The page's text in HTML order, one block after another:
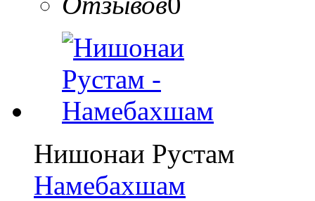
Нишонаи Рустам
Намебахшам